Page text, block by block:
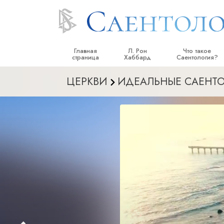
Главная
страница
Л. Рон
Хаббард
Что такое
Саентология?
Верования и
кодексы
Познакомьтесь
Внутри церкви
Основные
Введение в
ЦЕРКВИ ИДЕАЛЬНЫЕ